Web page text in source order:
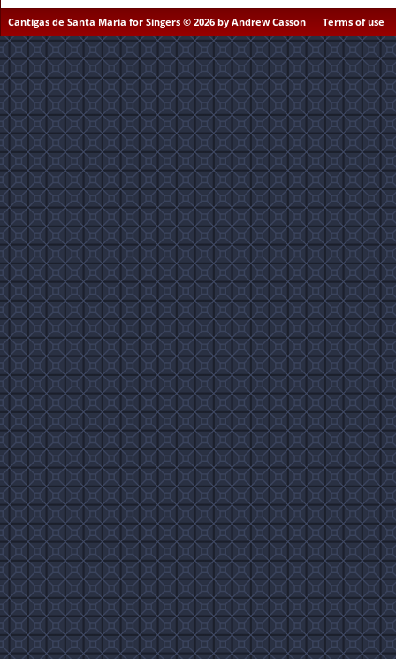
Cantigas de Santa Maria for Singers © 2026 by Andrew Casson Terms of use